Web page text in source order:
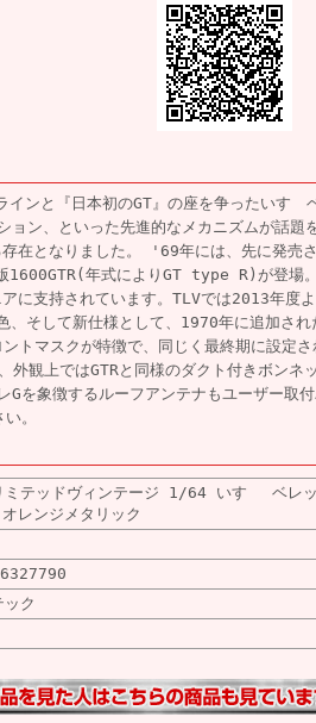
インと『日本初のGT』の座を争ったいす
ョン、といった先進的なメカニズムが話題
存在となりました。 '69年には、先に発売
版1600GTR(年式によりGT type R)が登
に支持されています。TLVでは2013年度
そして新仕様として、1970年に追加さ
トマスクが特徴で、同じく最終期に設定
外観上ではGTRと同様のダクト付きボンネ
を象徴するルーフアンテナもユーザー取
。
ミテッドヴィンテージ 1/64 いすゞ ベレ
レンジメタリック
ック